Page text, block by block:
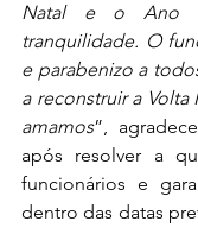
Natal e o Ano
tranquilidade. O
e parabenizo a
a reconstruir a
amamos”,
após resolver a
funcionários e
dentro das datas